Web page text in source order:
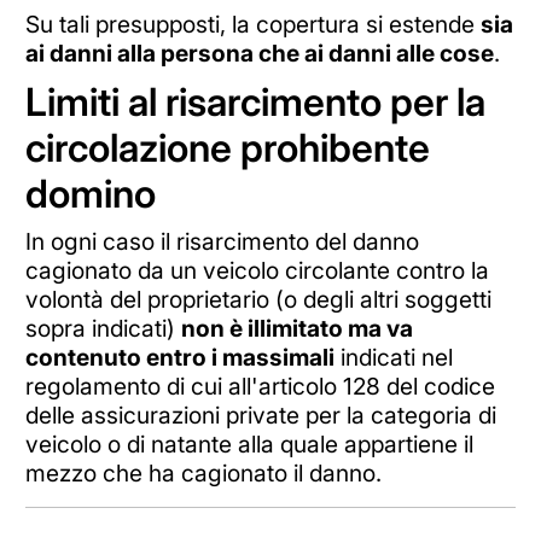
Su tali presupposti, la copertura si estende sia
ai danni alla persona che ai danni alle cose.
Limiti al risarcimento per la
circolazione prohibente
domino
In ogni caso il risarcimento del danno
cagionato da un veicolo circolante contro la
volontà del proprietario (o degli altri soggetti
sopra indicati) non è illimitato ma va
contenuto entro i massimali indicati nel
regolamento di cui all'articolo 128 del codice
delle assicurazioni private per la categoria di
veicolo o di natante alla quale appartiene il
mezzo che ha cagionato il danno.